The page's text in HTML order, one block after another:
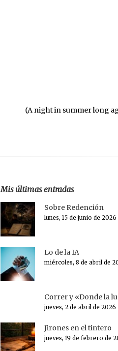
(A night in summer long
Mis últimas entradas
Sobre Redención
lunes, 15 de junio de 2026
Lo de la IA
miércoles, 8 de abril de
Correr y «Donde la
jueves, 2 de abril de
Jirones en el tintero
jueves, 19 de febrero de